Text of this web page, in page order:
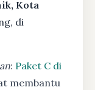
Kota
di
: Paket C di
membantu